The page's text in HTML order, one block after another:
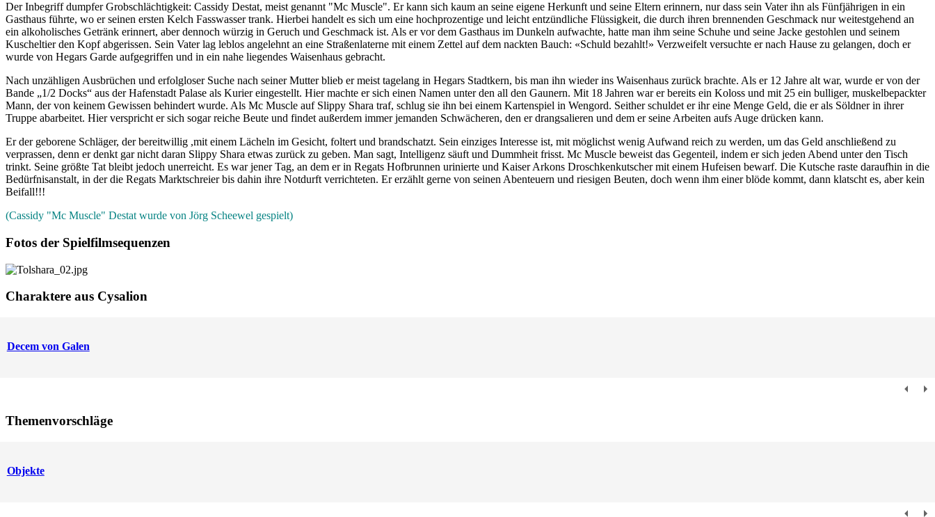
Der Inbegriff dumpfer Grobschlächtigkeit: Cassidy Destat, meist genannt "Mc Muscle". Er kann sich kaum an seine eigene Herkunft und seine Eltern erinnern, nur dass sein Vater ihn als Fünfjährigen in ein
Gasthaus führte, wo er seinen ersten Kelch Fasswasser trank. Hierbei handelt es sich um eine hochprozentige und leicht entzündliche Flüssigkeit, die durch ihren brennenden Geschmack nur weitestgehend an
ein alkoholisches Getränk erinnert, aber dennoch würzig in Geruch und Geschmack ist. Als er vor dem Gasthaus im Dunkeln aufwachte, hatte man ihm seine Schuhe und seine Jacke gestohlen und seinem
Kuscheltier den Kopf abgerissen. Sein Vater lag leblos angelehnt an eine Straßenlaterne mit einem Zettel auf dem nackten Bauch: «Schuld bezahlt!» Verzweifelt versuchte er nach Hause zu gelangen, doch er
wurde von Hegars Garde aufgegriffen und in ein nahe liegendes Waisenhaus gebracht.
Nach unzähligen Ausbrüchen und erfolgloser Suche nach seiner Mutter blieb er meist tagelang in Hegars Stadtkern, bis man ihn wieder ins Waisenhaus zurück brachte. Als er 12 Jahre alt war, wurde er von der
Bande „1/2 Docks“ aus der Hafenstadt Palase als Kurier eingestellt. Hier machte er sich einen Namen unter den all den Gaunern. Mit 18 Jahren war er bereits ein Koloss und mit 25 ein bulliger, muskelbepackter
Mann, der von keinem Gewissen behindert wurde. Als Mc Muscle auf Slippy Shara traf, schlug sie ihn bei einem Kartenspiel in Wengord. Seither schuldet er ihr eine Menge Geld, die er als Söldner in ihrer
Truppe abarbeitet. Hier verspricht er sich sogar reiche Beute und findet außerdem immer jemanden Schwächeren, den er drangsalieren und dem er seine Arbeiten aufs Auge drücken kann.
Er der geborene Schläger, der bereitwillig ,mit einem Lächeln im Gesicht, foltert und brandschatzt. Sein einziges Interesse ist, mit möglichst wenig Aufwand reich zu werden, um das Geld anschließend zu
verprassen, denn er denkt gar nicht daran Slippy Shara etwas zurück zu geben. Man sagt, Intelligenz säuft und Dummheit frisst. Mc Muscle beweist das Gegenteil, indem er sich jeden Abend unter den Tisch
trinkt. Seine größte Tat bleibt jedoch unerreicht. Es war jener Tag, an dem er in Regats Hofbrunnen urinierte und Kaiser Arkons Droschkenkutscher mit einem Hufeisen bewarf. Die Kutsche raste daraufhin in die
Bedürfnisanstalt, in der die Regats Marktschreier bis dahin ihre Notdurft verrichteten. Er erzählt gerne von seinen Abenteuern und riesigen Beuten, doch wenn ihm einer blöde kommt, dann klatscht es, aber kein
Beifall!!!
(Cassidy "Mc Muscle" Destat wurde von Jörg Scheewel gespielt)
Fotos der Spielfilmsequenzen
Charaktere aus Cysalion
Decem von Galen
Themenvorschläge
Objekte